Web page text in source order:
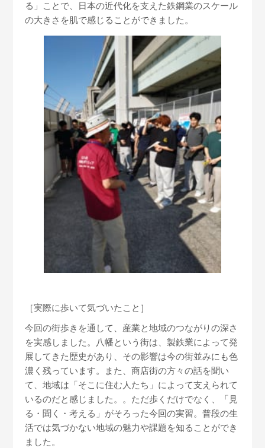
る」ことで、日本の近代化を支えた鉄鋼業のスケール
の大きさを肌で感じることができました。
［実際に歩いて気づいたこと］
今回の街歩きを通して、産業と地域のつながりの深さ
を実感しました。八幡という街は、製鉄業によって発
展してきた歴史があり、その影響は今の街並みにも色
濃く残っています。また、商店街の方々の話を聞い
て、地域は「そこに住む人たち」によって支えられて
いるのだと感じました。。ただ歩くだけでなく、「見
る・聞く・考える」がそろった今回の実習。普段の生
活では気づかない地域の魅力や課題を知ることができ
ました。